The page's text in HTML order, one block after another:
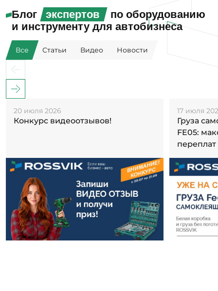
Блог экспертов
по оборудованию
и инструменту для автобизнеса
Все Статьи Видео Новости
20 июля 2026
Конкурс видеоотзывов!
17 июля
Груза
FE05:
переплат